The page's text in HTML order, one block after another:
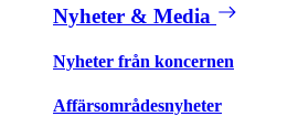
Nyheter & Media
Nyheter från koncernen
Affärsområdesnyheter